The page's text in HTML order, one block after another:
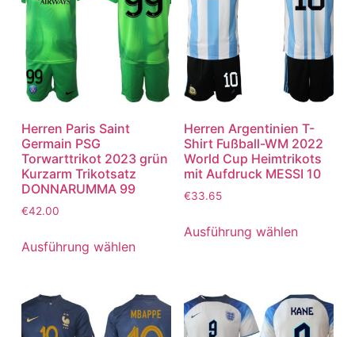
Herren Paris Saint
Germain PSG
Torwarttrikot 2023 grün
Kurzarm Trikotsatz
DONNARUMMA 99
€42.00
Ausführung wählen
Herren Argentinien T-
Shirt Fußball-WM 2022
World Cup Heimtrikots
mit Aufdruck MESSI 10
€33.65
Ausführung wählen